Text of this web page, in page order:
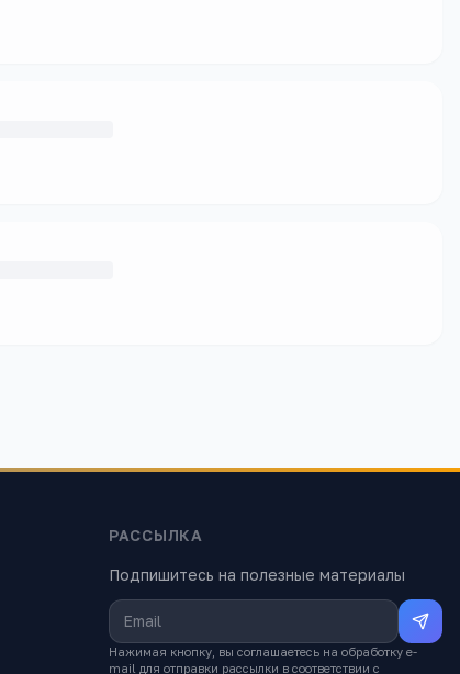
РАССЫЛКА
Подпишитесь на полезные материалы
Нажимая кнопку, вы соглашаетесь на обработку e-
mail для отправки рассылки в соответствии с